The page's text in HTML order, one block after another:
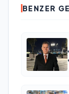
BENZER